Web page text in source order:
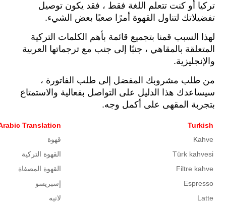
تركيا أو كنت تتعلم اللغة فقط ، فقد يكون توصيل
تفضيلاتك لتناول القهوة أمرًا صعبًا بعض الشيء.
لهذا السبب قمنا بتجميع قائمة بأهم الكلمات التركية
المتعلقة بالمقاهي ، جنبًا إلى جنب مع ترجماتها العربية
والإنجليزية.
من طلب مشروبك المفضل إلى طلب الفاتورة ،
سيساعدك هذا الدليل على التواصل بفعالية والاستمتاع
بتجربة المقهى على أكمل وجه.
Turkish
Translation
Kahve
قهوة
Türk kahvesi
القهوة التركية
Filtre kahve
القهوة المصفاة
Espresso
إسبريسو
Latte
لاتيه